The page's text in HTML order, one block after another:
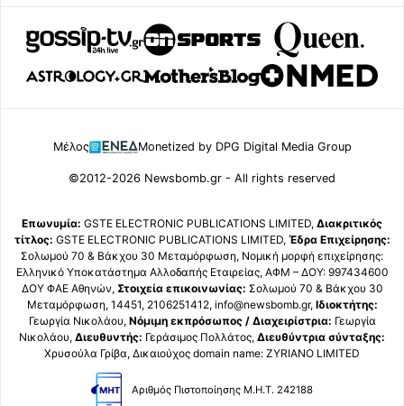
Μέλος Monetized by DPG Digital Media Group
©2012-2026 Newsbomb.gr - All rights reserved
Επωνυμία: GSTE ELECTRONIC PUBLICATIONS LIMITED, Διακριτικός
τίτλος: GSTE ELECTRONIC PUBLICATIONS LIMITED, Έδρα Επιχείρησης:
Σολωμού 70 & Βάκχου 30 Μεταμόρφωση, Νομική μορφή επιχείρησης:
Ελληνικό Υποκατάστημα Αλλοδαπής Εταιρείας, ΑΦΜ – ΔΟΥ: 997434600
ΔΟΥ ΦΑΕ Αθηνών, Στοιχεία επικοινωνίας: Σολωμού 70 & Βάκχου 30
Μεταμόρφωση, 14451, 2106251412, info@newsbomb.gr, Ιδιοκτήτης:
Γεωργία Νικολάου, Νόμιμη εκπρόσωπος / Διαχειρίστρια: Γεωργία
Νικολάου, Διευθυντής: Γεράσιμος Πολλάτος, Διευθύντρια σύνταξης:
Χρυσούλα Γρίβα, Δικαιούχος domain name: ZYRIANO LIMITED
Αριθμός Πιστοποίησης Μ.Η.Τ. 242188